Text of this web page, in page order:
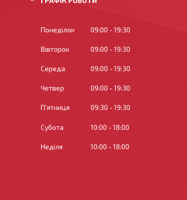
Понеділок 09:00 19:30
Вівторок 09:00 19:30
Середа 09:00 19:30
Четвер 09:00 19:30
Пʼятниця 09:30 19:30
Субота 10:00 18:00
Неділя 10:00 18:00